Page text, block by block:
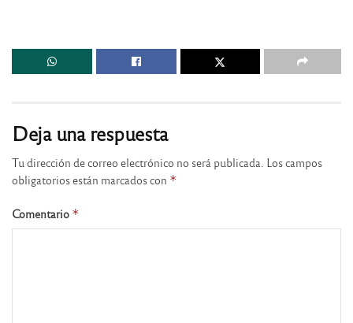
Deja una respuesta
Tu dirección de correo electrónico no será publicada. Los campos
obligatorios están marcados con *
Comentario *